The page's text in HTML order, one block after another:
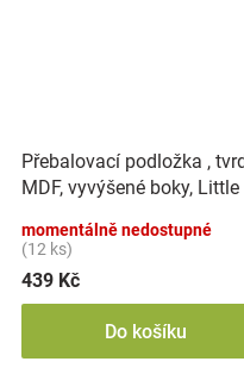
Přebalovací podložka ,
MDF, vyvýšené boky, Little
Nellys
momentálně nedostupné
(12 ks)
439 Kč
Do košíku